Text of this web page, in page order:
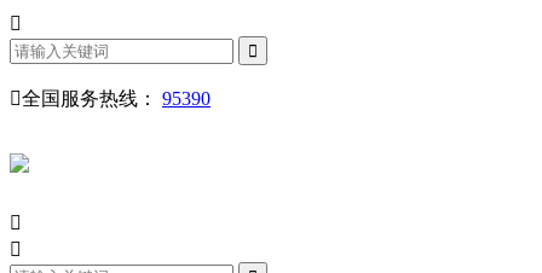
全国服务热线： 95390